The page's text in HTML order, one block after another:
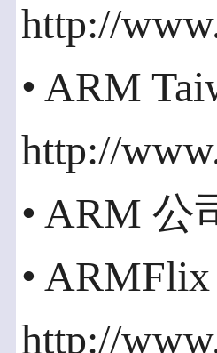
http://
• ARM
http://
• ARM 公
• ARMFlix
http://